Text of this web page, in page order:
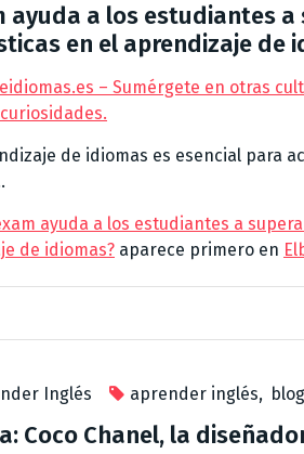
ayuda a los estudiantes
en el aprendizaje de
– Sumérgete en otras
de idiomas es esencial para
ayuda a los estudiantes a
de idiomas? aparece primero en
Inglés aprender inglés,
Coco Chanel, la